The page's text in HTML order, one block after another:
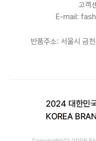
고객
E-mail:
반품주소: 서울시 금